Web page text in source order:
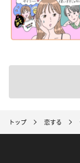
トップ 恋する